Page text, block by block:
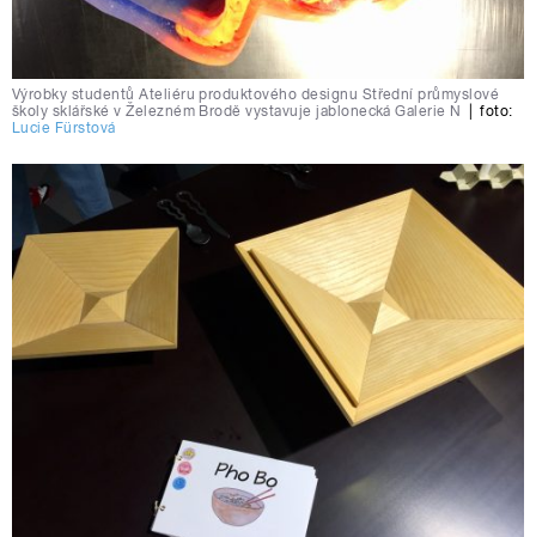
Výrobky studentů Ateliéru produktového designu Střední průmyslové
školy sklářské v Železném Brodě vystavuje jablonecká Galerie N
foto:
Lucie Fürstová